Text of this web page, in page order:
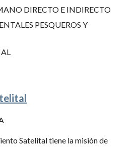
DIRECTO E INDIRECTO
PESQUEROS Y
Satelital tiene la misión de